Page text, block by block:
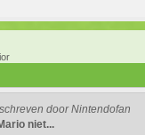
door Nintendofan
niet...